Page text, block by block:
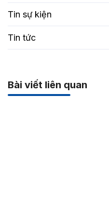
Tin sự kiện
Tin tức
Bài viết liên quan